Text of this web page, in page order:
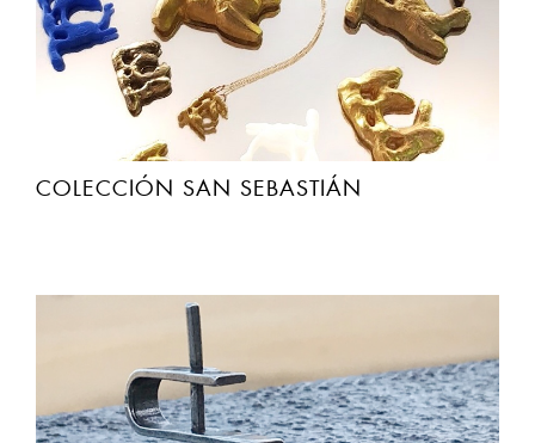
COLECCIÓN SAN SEBASTIÁN